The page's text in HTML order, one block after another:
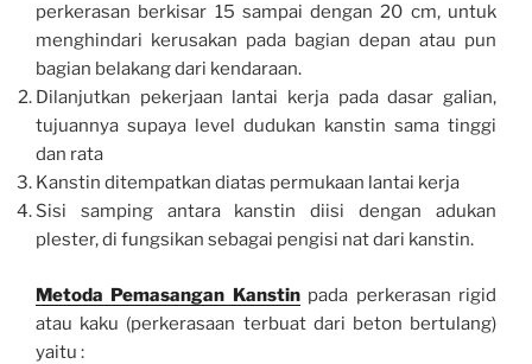
perkerasan berkisar 15 sampai dengan 20 cm, untuk
menghindari kerusakan pada bagian depan atau pun
bagian belakang dari kendaraan.
Dilanjutkan pekerjaan lantai kerja pada dasar galian,
tujuannya supaya level dudukan kanstin sama tinggi
dan rata
Kanstin ditempatkan diatas permukaan lantai kerja
Sisi samping antara kanstin diisi dengan adukan
plester, di fungsikan sebagai pengisi nat dari kanstin.
Metoda Pemasangan Kanstinpada perkerasan rigid
atau kaku (perkerasaan terbuat dari beton bertulang)
yaitu :